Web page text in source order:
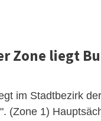
Zone liegt
im Stadtbezirk
(Zone 1)